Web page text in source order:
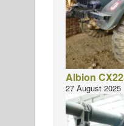
Albion
27 August 2025